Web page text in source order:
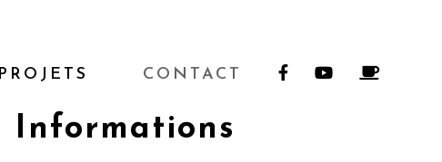
PROJETS CONTACT
Informations